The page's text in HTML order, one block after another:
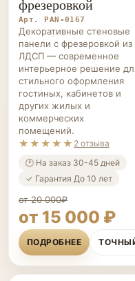
фрезеровкой
Арт. PAN-0167
Декоративные стеновые
панели с фрезеровкой из
ЛДСП — современное
интерьерное решение
стильного оформления
гостиных, кабинетов и
других жилых и
коммерческих
помещений.
★★★★★ 2 отзыва
🕐 На заказ 30-45 дней
✓ Гарантия До 10 лет
от 20 000₽
от 15 000 ₽
ПОДРОБНЕЕ